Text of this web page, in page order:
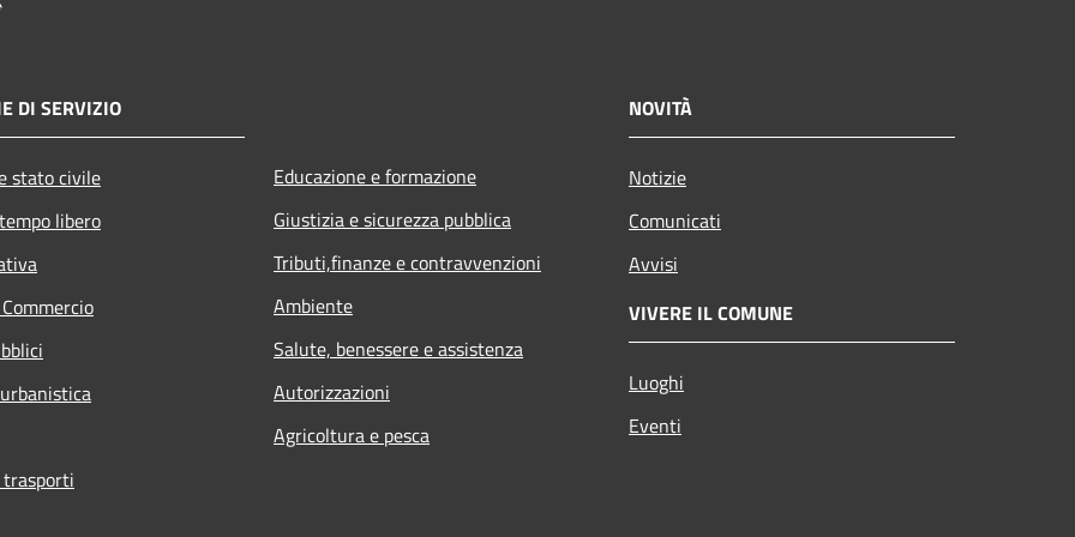
DI SERVIZIO
stato civile
libero
Educazione e formazione
Giustizia e sicurezza pubblica
Tributi,finanze e contravvenzioni
Ambiente
Salute, benessere e assistenza
Autorizzazioni
Agricoltura e pesca
NOVITÀ
Notizie
Comunicati
Avvisi
VIVERE IL COMUNE
Luoghi
Eventi